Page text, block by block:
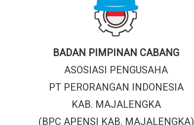
BADAN PIMPINAN CABANG
ASOSIASI PENGUSAHA
PT PERORANGAN INDONESIA
KAB. MAJALENGKA
(BPC APENSI KAB. MAJALENGKA)